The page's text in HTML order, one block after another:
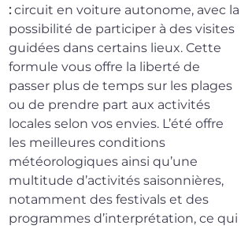
: circuit en voiture autonome, avec la
possibilité de participer à des visites
guidées dans certains lieux. Cette
formule vous offre la liberté de
passer plus de temps sur les plages
ou de prendre part aux activités
locales selon vos envies. L’été offre
les meilleures conditions
météorologiques ainsi qu’une
multitude d’activités saisonnières,
notamment des festivals et des
programmes d’interprétation, ce qui